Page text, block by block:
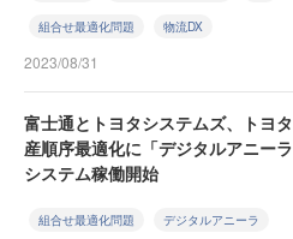
組合せ最適化問題 物流DX
2023/08/31
富士通とトヨタシステムズ、トヨ
産順序最適化に「デジタルアニー
システム稼働開始
組合せ最適化問題 デジタルアニーラ